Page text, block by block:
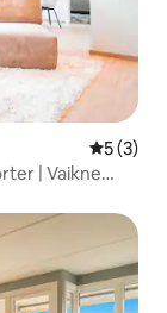
5 (3)
| Vaikne